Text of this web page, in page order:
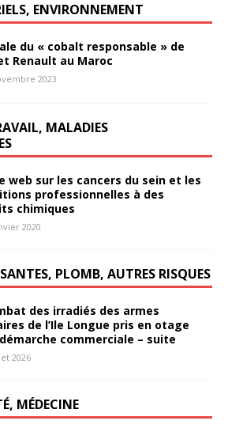
ENVIRONNEMENT
du « cobalt responsable » de
Renault au Maroc
2023
MALADIES
web sur les cancers du sein et les
professionnelles à des
chimiques
2020
PLOMB, AUTRES RISQUES
des irradiés des armes
de l’Ile Longue pris en otage
démarche commerciale – suite
2026
MÉDECINE